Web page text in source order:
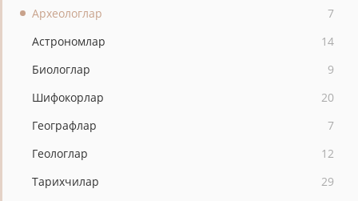
Археологлар
7
Астрономлар
14
Биологлар
9
Шифокорлар
20
Географлар
7
Геологлар
12
Тарихчилар
29